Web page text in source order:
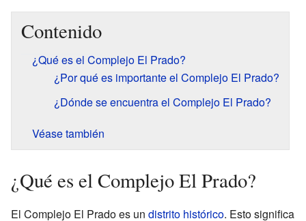
Contenido
¿Qué es el Complejo El Prado?
¿Por qué es importante el Complejo El Prado?
¿Dónde se encuentra el Complejo El Prado?
Véase también
¿Qué es el Complejo El Prado?
El Complejo El Prado es un distrito histórico. Esto significa